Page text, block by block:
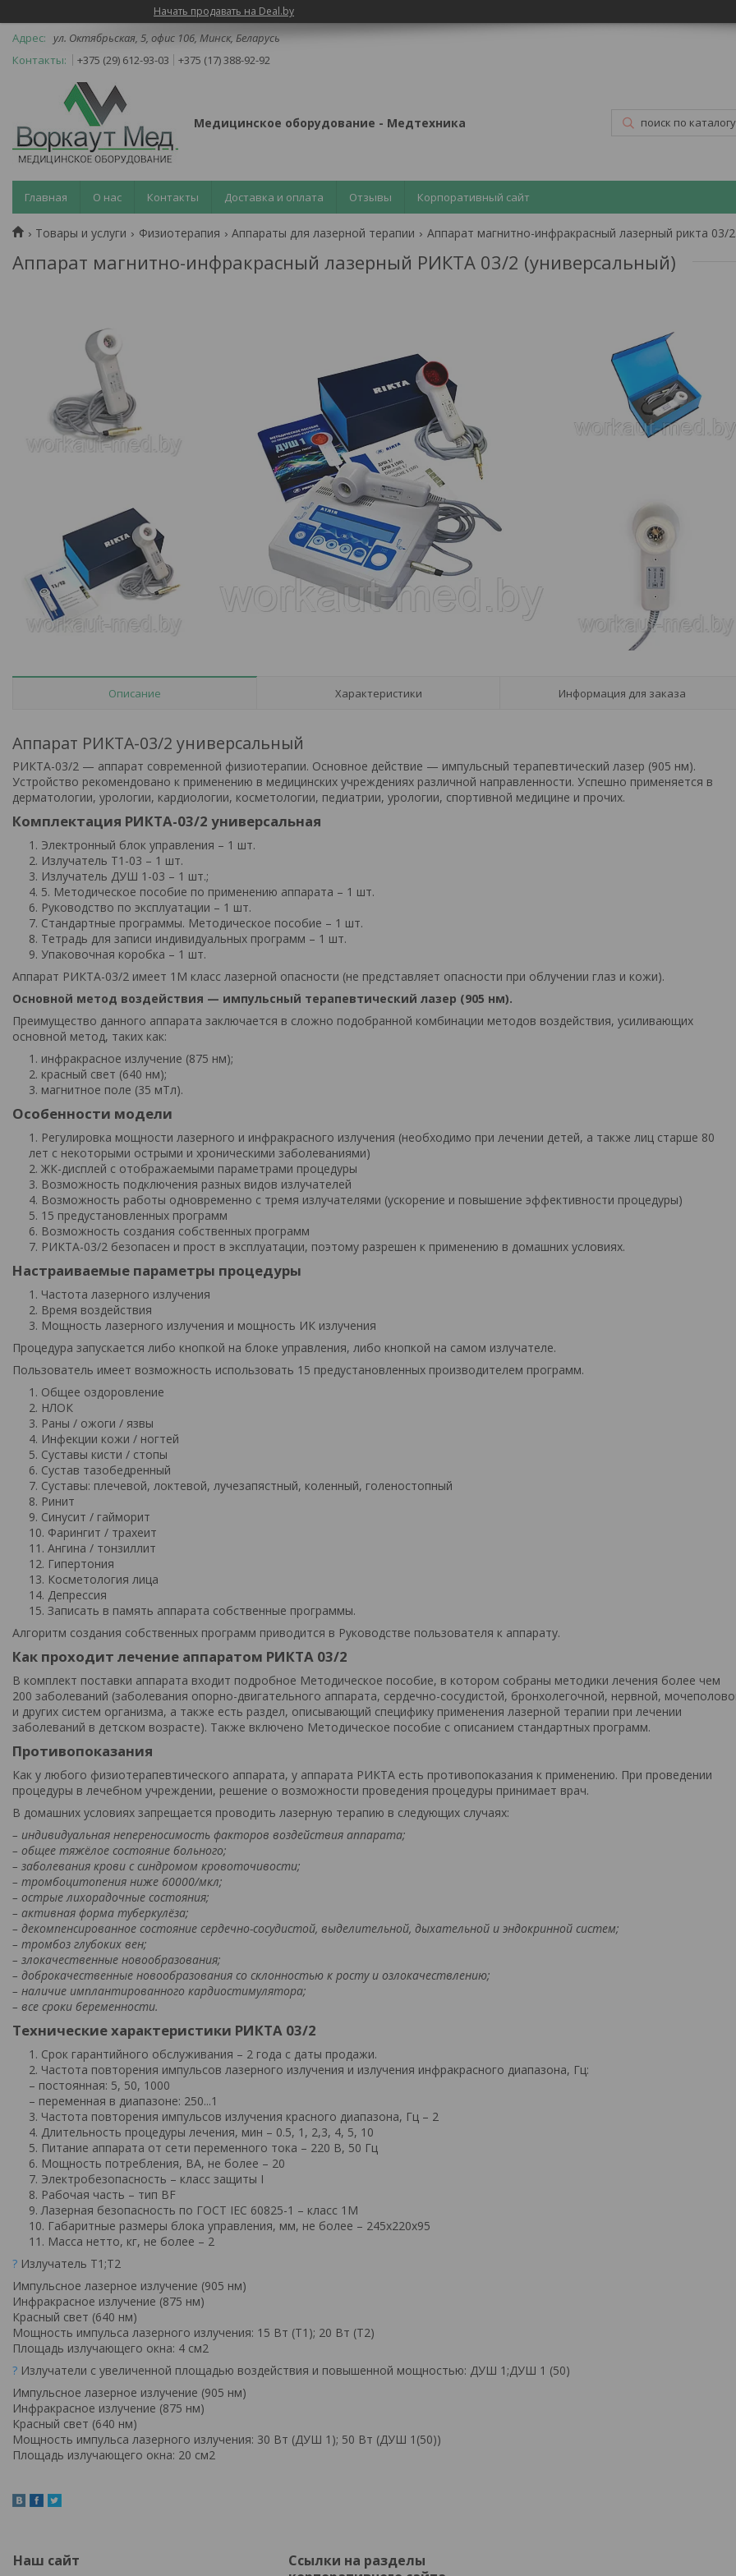
Начать продавать на Deal.by
ул. Октябрьская, 5, офис 106, Минск, Беларусь
+375 (29) 612-93-03
+375 (17) 388-92-92
Медицинское оборудование - Медтехника
Главная О нас Контакты Доставка и оплата Отзывы Корпоративный сайт
Товары и услуги Физиотерапия Аппараты для лазерной терапии
Аппарат магнитно-инфракрасный лазерный РИКТА 03/2 (универсальный)
Описание Характеристики Информация для заказа
Аппарат РИКТА-03/2 универсальный
РИКТА-03/2 — аппарат современной физиотерапии. Основное действие — импульсный терапевтический лазер (905 нм).
Устройство рекомендовано к применению в медицинских учреждениях различной направленности. Успешно применяется в
дерматологии, урологии, кардиологии, косметологии, педиатрии, урологии, спортивной медицине и прочих.
Комплектация РИКТА-03/2 универсальная
Электронный блок управления – 1 шт.
Излучатель Т1-03 – 1 шт.
Излучатель ДУШ 1-03 – 1 шт.;
Методическое пособие по применению аппарата – 1 шт.
Руководство по эксплуатации – 1 шт.
Стандартные программы. Методическое пособие – 1 шт.
Тетрадь для записи индивидуальных программ – 1 шт.
Упаковочная коробка – 1 шт.
Аппарат РИКТА-03/2 имеет 1М класс лазерной опасности (не представляет опасности при облучении глаз и кожи).
Основной метод воздействия — импульсный терапевтический лазер (905 нм).
Преимущество данного аппарата заключается в сложно подобранной комбинации методов воздействия, усиливающих
основной метод, таких как:
инфракрасное излучение (875 нм);
красный свет (640 нм);
магнитное поле (35 мТл).
Особенности модели
Регулировка мощности лазерного и инфракрасного излучения (необходимо при лечении детей, а также лиц старше 80
лет с некоторыми острыми и хроническими заболеваниями)
ЖК-дисплей с отображаемыми параметрами процедуры
Возможность подключения разных видов излучателей
Возможность работы одновременно с тремя излучателями (ускорение и повышение эффективности процедуры)
15 предустановленных программ
Возможность создания собственных программ
РИКТА-03/2 безопасен и прост в эксплуатации, поэтому разрешен к применению в домашних условиях.
Настраиваемые параметры процедуры
Частота лазерного излучения
Время воздействия
Мощность лазерного излучения и мощность ИК излучения
Процедура запускается либо кнопкой на блоке управления, либо кнопкой на самом излучателе.
Пользователь имеет возможность использовать 15 предустановленных производителем программ.
Общее оздоровление
НЛОК
Раны / ожоги / язвы
Инфекции кожи / ногтей
Суставы кисти / стопы
Сустав тазобедренный
Суставы: плечевой, локтевой, лучезапястный, коленный, голеностопный
Ринит
Синусит / гайморит
Фарингит / трахеит
Ангина / тонзиллит
Гипертония
Косметология лица
Депрессия
Записать в память аппарата собственные программы.
Алгоритм создания собственных программ приводится в Руководстве пользователя к аппарату.
Как проходит лечение аппаратом РИКТА 03/2
В комплект поставки аппарата входит подробное Методическое пособие, в котором собраны методики лечения более чем
200 заболеваний (заболевания опорно-двигательного аппарата, сердечно-сосудистой, бронхолегочной, нервной,
и других систем организма, а также есть раздел, описывающий специфику применения лазерной терапии при лечении
заболеваний в детском возрасте). Также включено Методическое пособие с описанием стандартных программ.
Противопоказания
Как у любого физиотерапевтического аппарата, у аппарата РИКТА есть противопоказания к применению. При проведении
процедуры в лечебном учреждении, решение о возможности проведения процедуры принимает врач.
В домашних условиях запрещается проводить лазерную терапию в следующих случаях:
– индивидуальная непереносимость факторов воздействия аппарата;
– общее тяжёлое состояние больного;
– заболевания крови с синдромом кровоточивости;
– тромбоцитопения ниже 60000/мкл;
– острые лихорадочные состояния;
– активная форма туберкулёза;
– декомпенсированное состояние сердечно-сосудистой, выделительной, дыхательной и эндокринной систем;
– тромбоз глубоких вен;
– злокачественные новообразования;
– доброкачественные новообразования со склонностью к росту и озлокачествлению;
– наличие имплантированного кардиостимулятора;
– все сроки беременности.
Технические характеристики РИКТА 03/2
Cрок гарантийного обслуживания – 2 года с даты продажи.
Частота повторения импульсов лазерного излучения и излучения инфракрасного диапазона, Гц:
– постоянная: 5, 50, 1000
– переменная в диапазоне: 250...1
Частота повторения импульсов излучения красного диапазона, Гц – 2
Длительность процедуры лечения, мин – 0.5, 1, 2,3, 4, 5, 10
Питание аппарата от сети переменного тока – 220 В, 50 Гц
Мощность потребления, ВА, не более – 20
Электробезопасность – класс защиты I
Рабочая часть – тип BF
Лазерная безопасность по ГОСТ IEC 60825-1 – класс 1М
Габаритные размеры блока управления, мм, не более – 245x220x95
Масса нетто, кг, не более – 2
? Излучатель Т1;Т2
Импульсное лазерное излучение (905 нм)
Инфракрасное излучение (875 нм)
Красный свет (640 нм)
Мощность импульса лазерного излучения: 15 Вт (Т1); 20 Вт (Т2)
Площадь излучающего окна: 4 см2
? Излучатели с увеличенной площадью воздействия и повышенной мощностью: ДУШ 1;ДУШ 1 (50)
Импульсное лазерное излучение (905 нм)
Инфракрасное излучение (875 нм)
Красный свет (640 нм)
Мощность импульса лазерного излучения: 30 Вт (ДУШ 1); 50 Вт (ДУШ 1(50))
Площадь излучающего окна: 20 см2
Наш сайт
Ссылки на разделы